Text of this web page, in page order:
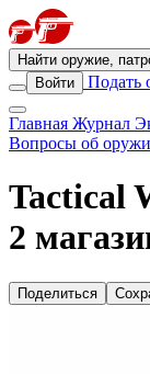
Найти оружие,
Войти
Подать
Главная Журнал
Вопросы об
Tactical
2
Поделиться